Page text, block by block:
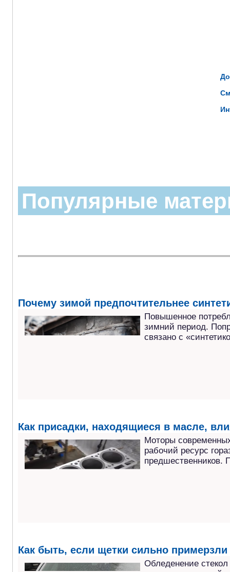
Популярные
Почему зимой предпочтительнее
Повышенное
зимний период.
связано с
Как присадки, находящиеся в масле,
Моторы
рабочий ресурс
предшественников.
Как быть, если щетки сильно примерзли
Обледенение